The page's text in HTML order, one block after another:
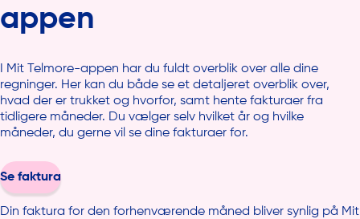
appen
I Mit Telmore-appen har du fuldt overblik over alle dine
regninger. Her kan du både se et detaljeret overblik over,
hvad der er trukket og hvorfor, samt hente fakturaer fra
tidligere måneder. Du vælger selv hvilket år og hvilke
måneder, du gerne vil se dine fakturaer for.
Se faktura
Din faktura for den forhenværende måned bliver synlig på Mit